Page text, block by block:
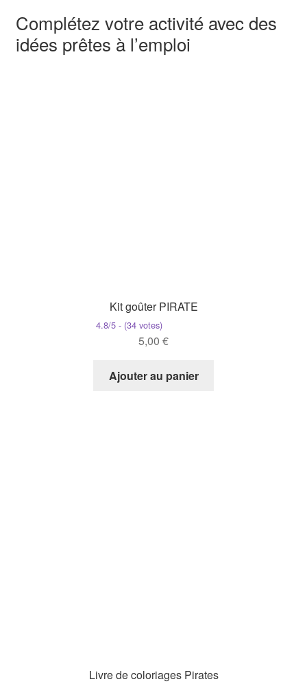
7
ans)
Complétez votre activité avec des
idées prêtes à l’emploi
Kit goûter PIRATE
4.8/5 - (34 votes)
5,00 €
Ajouter au panier
Livre de coloriages Pirates